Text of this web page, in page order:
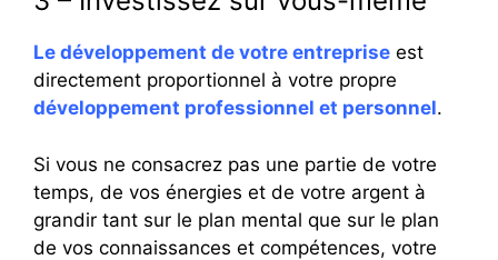
Le développement de votre entreprise est
directement proportionnel à votre propre
développement professionnel et personnel.
Si vous ne consacrez pas une partie de votre
temps, de vos énergies et de votre argent à
grandir tant sur le plan mental que sur le plan
de vos connaissances et compétences, votre